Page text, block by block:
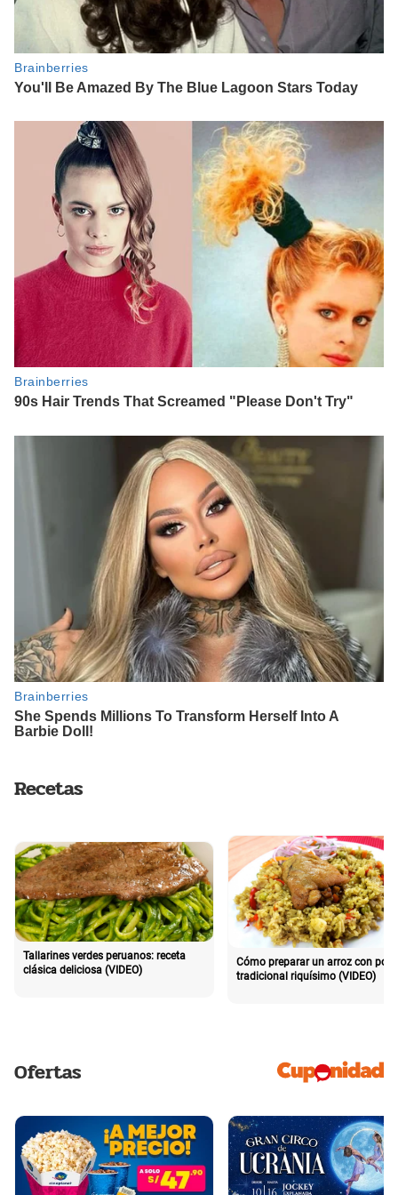
Recetas
Tallarines verdes peruanos: receta
clásica deliciosa (VIDEO)
Cómo preparar un arroz con pollo
tradicional riquísimo (VIDEO)
Ofertas